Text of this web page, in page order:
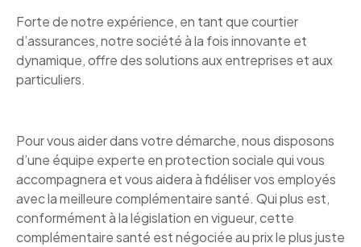
Forte de notre expérience, en tant que courtier
d’assurances, notre société à la fois innovante et
dynamique, offre des solutions aux entreprises et aux
particuliers.
Pour vous aider dans votre démarche, nous disposons
d’une équipe experte en protection sociale qui vous
accompagnera et vous aidera à fidéliser vos employés
avec la meilleure complémentaire santé. Qui plus est,
conformément à la législation en vigueur, cette
complémentaire santé est négociée au prix le plus juste